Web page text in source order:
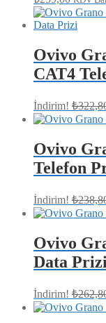
Ovivo
CAT4
İndirim! ₺
Ovivo
Telefon
İndirim! ₺
Ovivo
Data Prizi
İndirim! ₺